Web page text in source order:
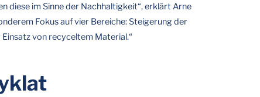
diese im Sinne der Nachhaltigkeit“, erklärt Arne
Fokus auf vier Bereiche: Steigerung der
von recyceltem Material.“